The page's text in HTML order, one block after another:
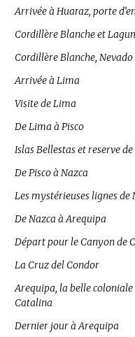
Arrivée à Huaraz, porte
Cordillère Blanche et
Cordillère Blanche,
Arrivée à Lima
Visite de Lima
De Lima à Pisco
Islas Bellestas et reserve de
De Pisco à Nazca
Les mystérieuses lignes de
De Nazca à Arequipa
Départ pour le Canyon de
La Cruz del Condor
Arequipa, la belle
Catalina
Dernier jour à Arequipa